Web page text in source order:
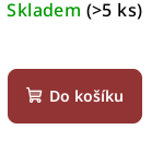
Skladem (>5 ks)
hodnocení
produktu
je
Do košíku